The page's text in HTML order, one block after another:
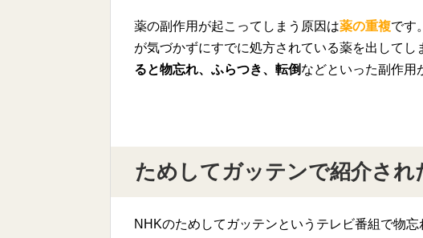
薬の副作用が起こってしまう原因は薬の重複です
が気づかずにすでに処方されている薬を出してし
ると物忘れ、ふらつき、転倒などといった副作用
ためしてガッテンで紹介され
NHKのためしてガッテンというテレビ番組で物